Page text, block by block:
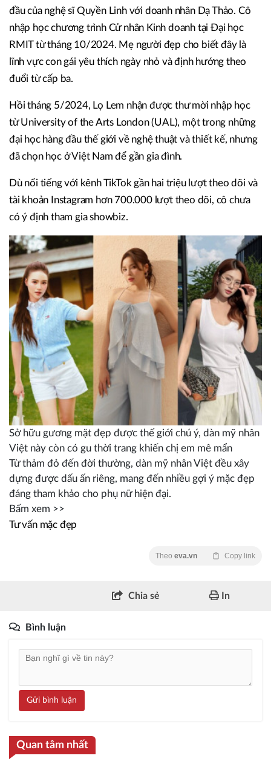
đầu của nghệ sĩ Quyền Linh với doanh nhân Dạ Thảo. Cô
nhập học chương trình Cử nhân Kinh doanh tại Đại học
RMIT từ tháng 10/2024. Mẹ người đẹp cho biết đây là
lĩnh vực con gái yêu thích ngày nhỏ và định hướng theo
đuổi từ cấp ba.
Hồi tháng 5/2024, Lọ Lem nhận được thư mời nhập học
từ University of the Arts London (UAL), một trong những
đại học hàng đầu thế giới về nghệ thuật và thiết kế, nhưng
đã chọn học ở Việt Nam để gần gia đình.
Dù nổi tiếng với kênh TikTok gần hai triệu lượt theo dõi và
tài khoản Instagram hơn 700.000 lượt theo dõi, cô chưa
có ý định tham gia showbiz.
Sở hữu gương mặt đẹp được thế giới chú ý, dàn mỹ nhân
Việt này còn có gu thời trang khiến chị em mê mẩn
Từ thảm đỏ đến đời thường, dàn mỹ nhân Việt đều xây
dựng được dấu ấn riêng, mang đến nhiều gợi ý mặc đẹp
đáng tham khảo cho phụ nữ hiện đại.
Bấm xem >>
Tư vấn mặc đẹp
Theo eva.vn Copy link
Chia sẻ In
Bình luận
Gửi bình luận
Quan tâm nhất